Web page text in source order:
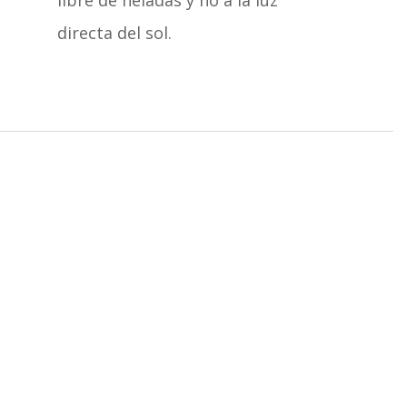
directa del sol.